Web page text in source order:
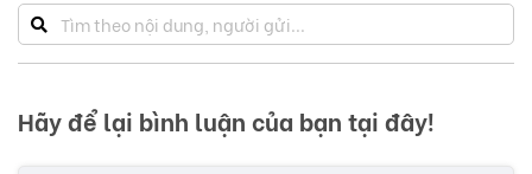
Hãy để lại bình luận của bạn tại đây!